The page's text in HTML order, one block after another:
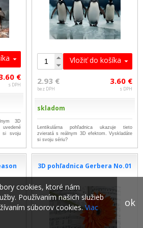
€
s DPH
3D
si svoju
Vložiť do košíka
2.93 €
bez DPH
3.60 €
s DPH
skladom
Lentikulárna pohľadnica ukazuje tieto
zvieratá s reálnym 3D efektom. Vyskladáte
si svoju sériu?
3D pohľadnica Gerbera No.01
cookies, ktoré nám
Používaním našich služieb
súborov cookies.Viac
ok